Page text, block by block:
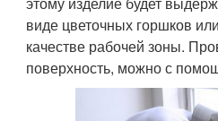
виде цветочных горшков
качестве рабочей зоны.
поверхность, можно с